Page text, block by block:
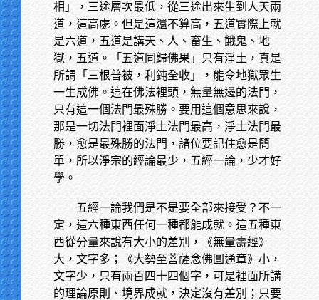
相」，三途層次最低，從三途出來生到人天兩
道，這高處。但是這還不算高，五道實際上就
是六道，五道是講天、人、畜生、餓鬼、地
獄，五道。「五道同歸佛果」只有淨土，真是
所謂「三根普被，利鈍全收」，能令地獄眾生
一生成佛。這在佛法裡頭，無量無邊的法門，
只有這一個法門最殊勝。要用這個意思來說，
那是一切法門裡面淨土法門最高，淨土法門最
勝，愈是最殊勝的法門，諸位要記住愈是簡
單，所以淨宗的經論最少，五經一論，少才好
學。
五經一論我們是不是要全部來接受？不一
定，這六種東西任何一種都能成就。這五種東
西從分量來說有大小的差別，《無量壽經》
大，文字多；《大勢至菩薩念佛圓通章》小，
文字少，只有兩百四十四個字，可是裡面所講
的理論原則、境界成就，決定沒有差別；只要